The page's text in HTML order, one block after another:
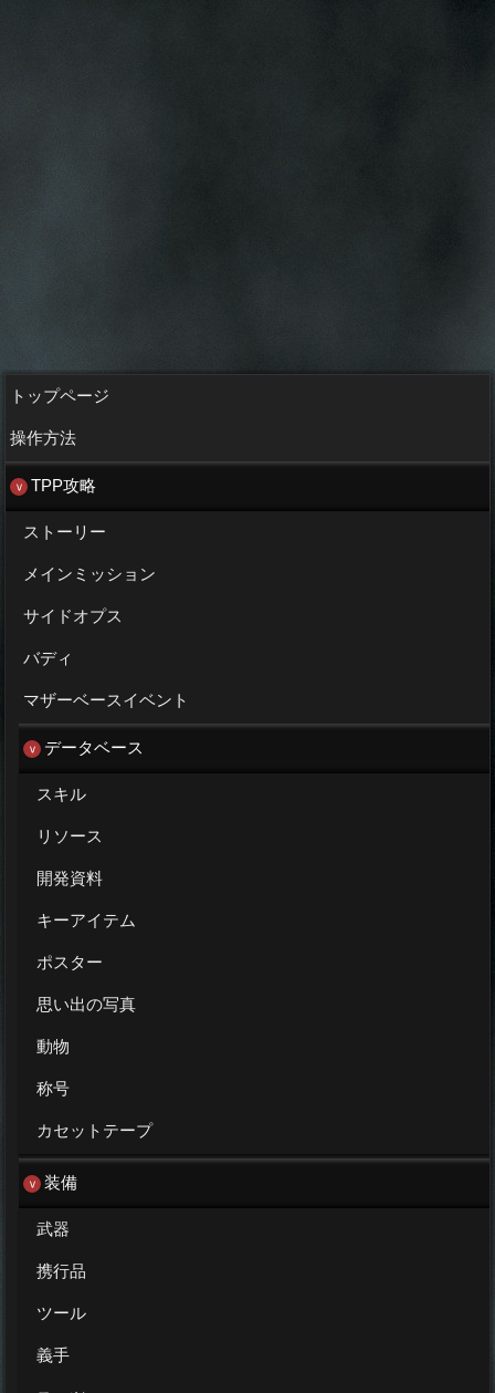
トップページ
操作方法
TPP攻略
ストーリー
メインミッション
サイドオプス
バディ
マザーベースイベント
データベース
スキル
リソース
開発資料
キーアイテム
ポスター
思い出の写真
動物
称号
カセットテープ
装備
武器
携行品
ツール
義手